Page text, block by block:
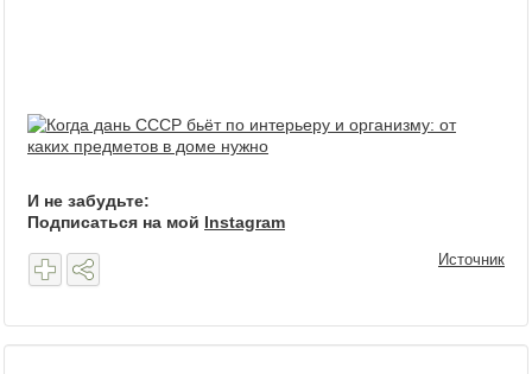
И не забудьте:
Подписаться на мой Instagram
Источник